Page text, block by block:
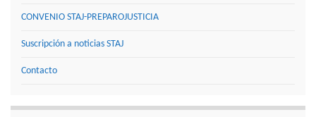
CONVENIO STAJ-PREPAROJUSTICIA
Suscripción a noticias STAJ
Contacto